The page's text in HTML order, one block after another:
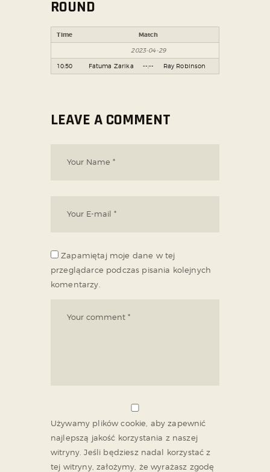
ROUND
Time Match
2023-04-29
10:50 Fatuma Zarika --:-- Ray Robinson
LEAVE A COMMENT
Zapamiętaj moje dane w tej
przeglądarce podczas pisania kolejnych
komentarzy.
Używamy plików cookie, aby zapewnić
najlepszą jakość korzystania z naszej
witryny. Jeśli będziesz nadal korzystać z
tej witryny, założymy, że wyrażasz zgodę